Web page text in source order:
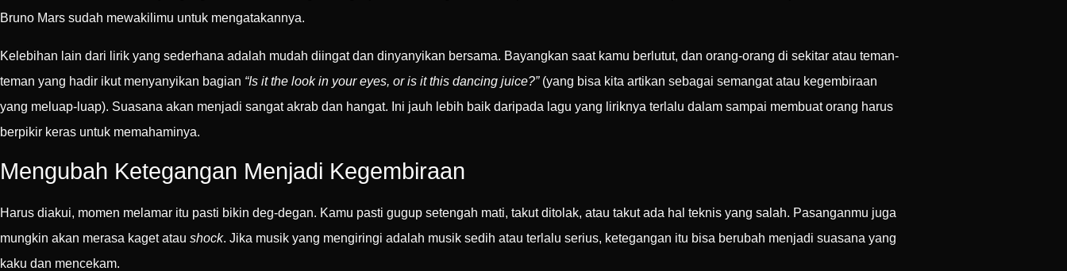
Bruno Mars sudah mewakilimu untuk mengatakannya.
Kelebihan lain dari lirik yang sederhana adalah mudah diingat dan dinyanyikan bersama. Bayangkan saat kamu berlutut, dan orang-orang di sekitar atau teman-
teman yang hadir ikut menyanyikan bagian “Is it the look in your eyes, or is it this dancing juice?”(yang bisa kita artikan sebagai semangat atau kegembiraan
yang meluap-luap). Suasana akan menjadi sangat akrab dan hangat. Ini jauh lebih baik daripada lagu yang liriknya terlalu dalam sampai membuat orang harus
berpikir keras untuk memahaminya.
Mengubah Ketegangan Menjadi Kegembiraan
Harus diakui, momen melamar itu pasti bikin deg-degan. Kamu pasti gugup setengah mati, takut ditolak, atau takut ada hal teknis yang salah. Pasanganmu juga
mungkin akan merasa kaget atau shock. Jika musik yang mengiringi adalah musik sedih atau terlalu serius, ketegangan itu bisa berubah menjadi suasana yang
kaku dan mencekam.